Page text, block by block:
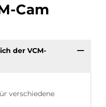
Cam
der VCM-
verschiedene